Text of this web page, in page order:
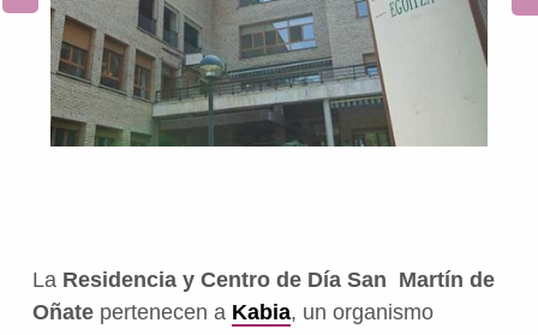
La Residencia y Centro de Día San Martín de
Oñatepertenecen a Kabia, un organismo